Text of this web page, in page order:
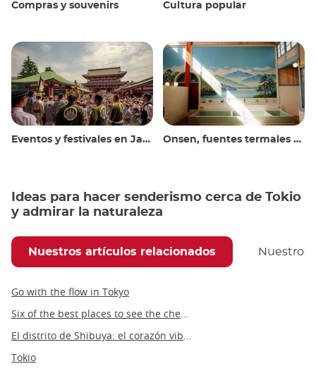
Compras y souvenirs Cultura popular
Eventos y festivales en Japón Onsen, fuentes termales y baños públicos
Ideas para hacer senderismo cerca de Tokio
y admirar la naturaleza
Nuestros artículos relacionados Nuestros
Go with the flow in Tokyo
Six of the best places to see the cherry blossoms in Tokyo
El distrito de Shibuya: el corazón vibrante y de moda de Tokio
Tokio